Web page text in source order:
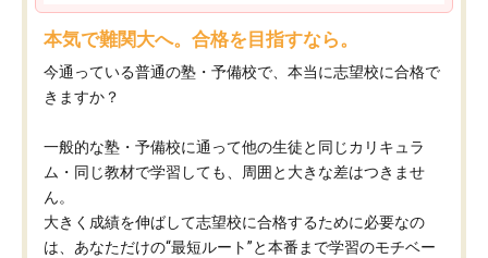
本気で難関大へ。合格を目指すなら。
今通っている普通の塾・予備校で、本当に志望校に合格で
きますか？
一般的な塾・予備校に通って他の生徒と同じカリキュラ
ム・同じ教材で学習しても、周囲と大きな差はつきませ
ん。
大きく成績を伸ばして志望校に合格するために必要なの
は、あなただけの“最短ルート”と本番まで学習のモチベー